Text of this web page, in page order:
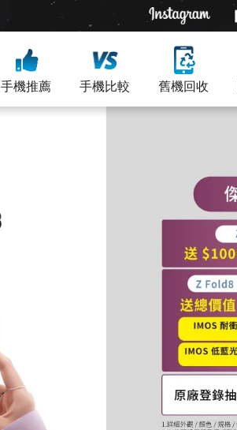
手機推薦 手機比較 舊機回收